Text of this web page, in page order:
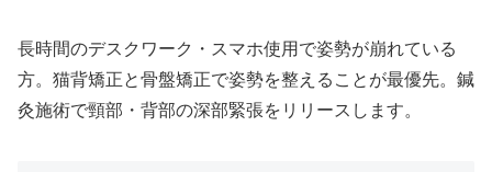
長時間のデスクワーク・スマホ使用で姿勢が崩れている
方。猫背矯正と骨盤矯正で姿勢を整えることが最優先。鍼
灸施術で頸部・背部の深部緊張をリリースします。